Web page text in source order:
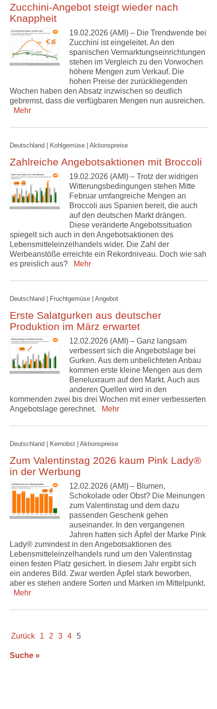
Zucchini-Angebot steigt wieder nach
Knappheit
19.02.2026 (AMI) – Die Trendwende bei
Zucchini ist eingeleitet. An den
spanischen Vermarktungseinrichtungen
stehen im Vergleich zu den Vorwochen
höhere Mengen zum Verkauf. Die
hohen Preise der zurückliegenden
Wochen haben den Absatz inzwischen so deutlich
gebremst, dass die verfügbaren Mengen nun ausreichen.
Mehr
Deutschland | Kohlgemüse | Aktionspreise
Zahlreiche Angebotsaktionen mit Broccoli
19.02.2026 (AMI) – Trotz der widrigen
Witterungsbedingungen stehen Mitte
Februar umfangreiche Mengen an
Broccoli aus Spanien bereit, die auch
auf den deutschen Markt drängen.
Diese veränderte Angebotssituation
spiegelt sich auch in den Angebotsaktionen des
Lebensmitteleinzelhandels wider. Die Zahl der
Werbeanstöße erreichte ein Rekordniveau. Doch wie sah
es preislich aus?
Mehr
Deutschland | Fruchtgemüse | Angebot
Erste Salatgurken aus deutscher
Produktion im März erwartet
12.02.2026 (AMI) – Ganz langsam
verbessert sich die Angebotslage bei
Gurken. Aus dem unbelichteten Anbau
kommen erste kleine Mengen aus dem
Beneluxraum auf den Markt. Auch aus
anderen Quellen wird in den
kommenden zwei bis drei Wochen mit einer verbesserten
Angebotslage gerechnet.
Mehr
Deutschland | Kernobst | Aktionspreise
Zum Valentinstag 2026 kaum Pink Lady®
in der Werbung
12.02.2026 (AMI) – Blumen,
Schokolade oder Obst? Die Meinungen
zum Valentinstag und dem dazu
passenden Geschenk gehen
auseinander. In den vergangenen
Jahren hatten sich Äpfel der Marke Pink
Lady® zumindest in den Angebotsaktionen des
Lebensmitteleinzelhandels rund um den Valentinstag
einen festen Platz gesichert. In diesem Jahr ergibt sich
ein anderes Bild. Zwar werden Äpfel stark beworben,
aber es stehen andere Sorten und Marken im Mittelpunkt.
Mehr
Zurück 1 2 3 4 5
Suche »